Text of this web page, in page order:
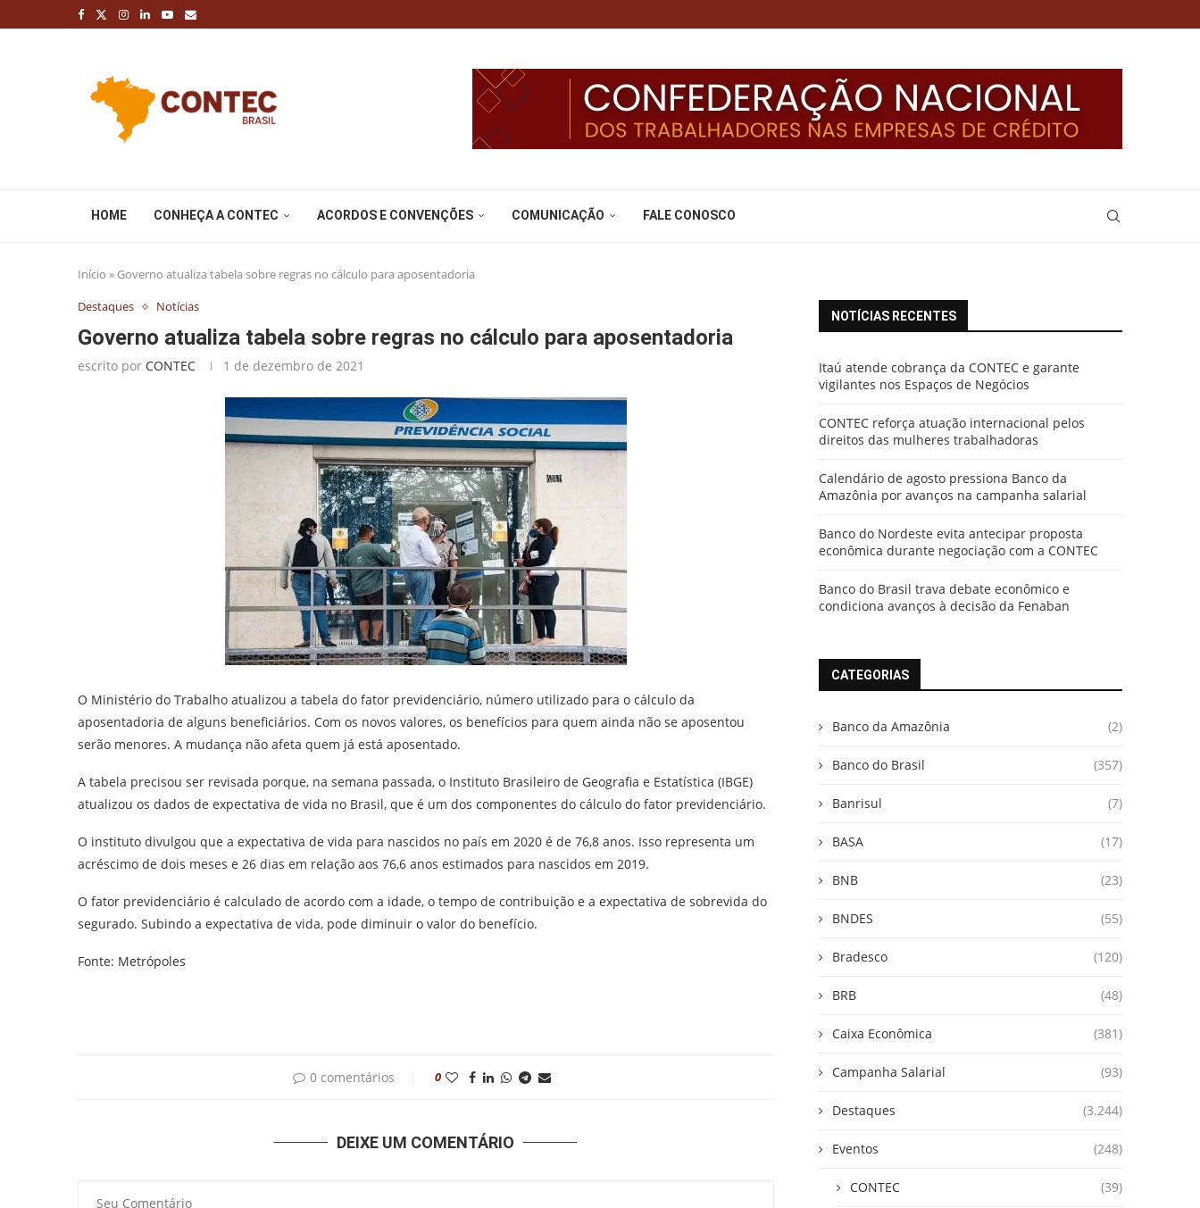
HOME CONHEÇA A CONTEC ACORDOS E CONVENÇÕES COMUNICAÇÃO FALE CONOSCO
Início » Governo atualiza tabela sobre regras no cálculo para aposentadoria
Destaques
Notícias
Governo atualiza tabela sobre regras no cálculo para aposentadoria
escrito por CONTEC 1 de dezembro de 2021
O Ministério do Trabalho atualizou a tabela do fator previdenciário, número utilizado para o cálculo da
aposentadoria de alguns beneficiários. Com os novos valores, os benefícios para quem ainda não se aposentou
serão menores. A mudança não afeta quem já está aposentado.
A tabela precisou ser revisada porque, na semana passada, o Instituto Brasileiro de Geografia e Estatística (IBGE)
atualizou os dados de expectativa de vida no Brasil, que é um dos componentes do cálculo do fator previdenciário.
O instituto divulgou que a expectativa de vida para nascidos no país em 2020 é de 76,8 anos. Isso representa um
acréscimo de dois meses e 26 dias em relação aos 76,6 anos estimados para nascidos em 2019.
O fator previdenciário é calculado de acordo com a idade, o tempo de contribuição e a expectativa de sobrevida do
segurado. Subindo a expectativa de vida, pode diminuir o valor do benefício.
Fonte: Metrópoles
0 comentários 0
DEIXE UM COMENTÁRIO
NOTÍCIAS RECENTES
Itaú atende cobrança da CONTEC e garante
vigilantes nos Espaços de Negócios
CONTEC reforça atuação internacional pelos
direitos das mulheres trabalhadoras
Calendário de agosto pressiona Banco da
Amazônia por avanços na campanha salarial
Banco do Nordeste evita antecipar proposta
econômica durante negociação com a CONTEC
Banco do Brasil trava debate econômico e
condiciona avanços à decisão da Fenaban
CATEGORIAS
Banco da Amazônia (2)
Banco do Brasil (357)
Banrisul (7)
BASA (17)
BNB (23)
BNDES (55)
Bradesco (120)
BRB (48)
Caixa Econômica (381)
Campanha Salarial (93)
Destaques (3.244)
Eventos (248)
CONTEC (39)